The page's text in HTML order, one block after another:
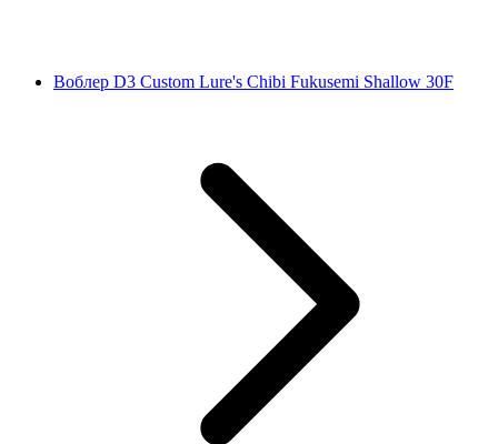
Воблер D3 Custom Lure's Chibi Fukusemi Shallow 30F